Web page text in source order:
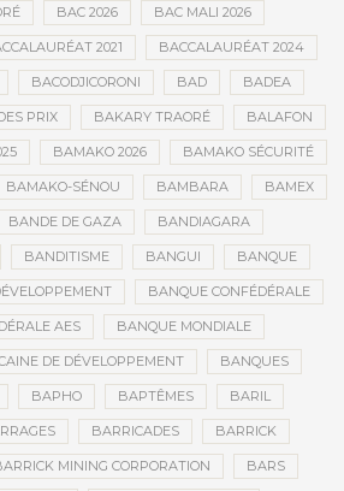
BAC 2026 BAC MALI 2026
2021 BACCALAURÉAT 2024
BACODJICORONI BAD BADEA
PRIX BAKARY TRAORÉ BALAFON
BAMAKO 2026 BAMAKO SÉCURITÉ
BAMAKO-SÉNOU BAMBARA BAMEX
BANDE DE GAZA BANDIAGARA
BANDITISME BANGUI BANQUE
BANQUE CONFÉDÉRALE
AES BANQUE MONDIALE
DE DÉVELOPPEMENT BANQUES
BAPHO BAPTÊMES BARIL
BARRICADES BARRICK
MINING CORPORATION BARS